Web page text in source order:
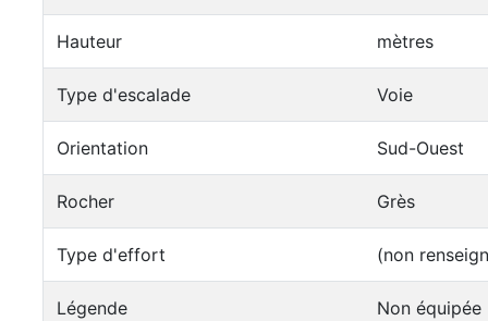
Hauteur mètres
Type d'escalade Voie
Orientation Sud-Ouest
Rocher Grès
Type d'effort (non
Légende Non équipée